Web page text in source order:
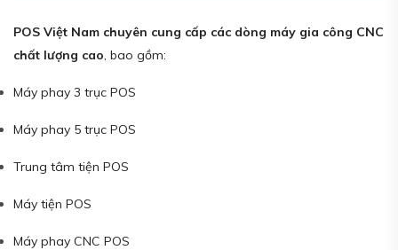
POS Việt Nam chuyên cung cấp các dòng máy gia công CNC
chất lượng cao, bao gồm:
Máy phay 3 trục POS
Máy phay 5 trục POS
Trung tâm tiện POS
Máy tiện POS
Máy phay CNC POS